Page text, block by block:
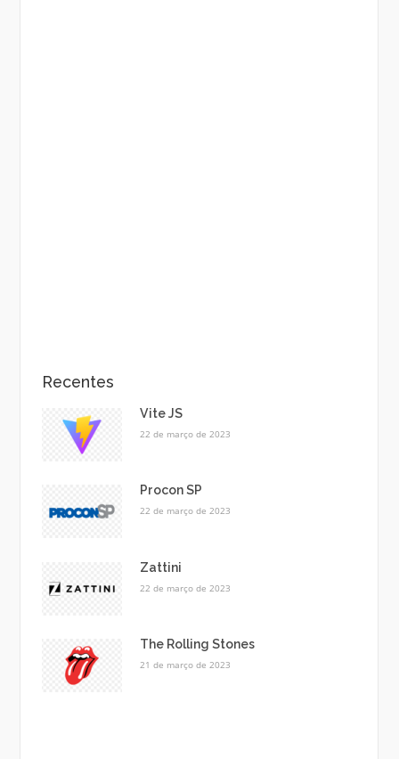
Recentes
Vite JS
22 de março de 2023
Procon SP
22 de março de 2023
Zattini
22 de março de 2023
The Rolling Stones
21 de março de 2023